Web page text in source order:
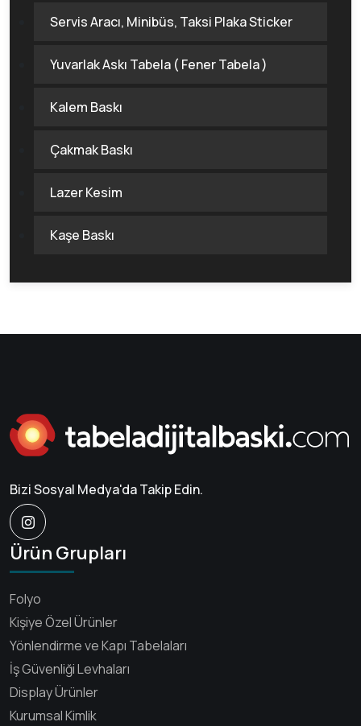
Servis Aracı, Minibüs, Taksi Plaka Sticker
Yuvarlak Askı Tabela ( Fener Tabela )
Kalem Baskı
Çakmak Baskı
Lazer Kesim
Kaşe Baskı
Bizi Sosyal Medya'da Takip Edin.
Ürün Grupları
Folyo
Kişiye Özel Ürünler
Yönlendirme ve Kapı Tabelaları
İş Güvenliği Levhaları
Display Ürünler
Kurumsal Kimlik